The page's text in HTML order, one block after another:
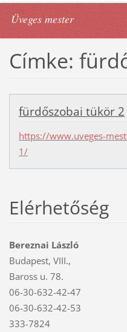
Üveges mester
Címke:
fürdőszobai tükör 2
https://www.uveges-
1/
Elérhetőség
Bereznai László
Budapest, VIII.,
Baross u. 78.
06-30-632-42-47
06-30-632-42-53
333-7824